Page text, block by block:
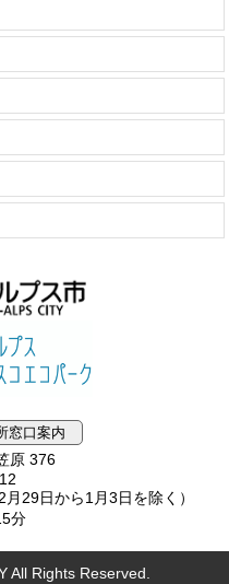
窓口案内
原 376
29日から1月3日を除く）
分
All Rights Reserved.